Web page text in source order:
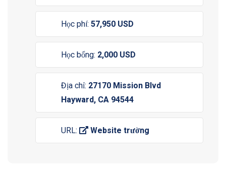
Học phí: 57,950 USD
Học bổng: 2,000 USD
Địa chỉ: 27170 Mission Blvd
Hayward, CA 94544
URL: Website trường